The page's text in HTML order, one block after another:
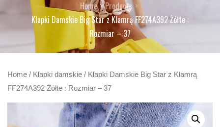
Home
Products
Klapki Damskie Big Star z Klamrą FF274A392 Żółte :
Rozmiar – 37
Home / Klapki damskie / Klapki Damskie Big Star z Klamrą
FF274A392 Żółte : Rozmiar – 37